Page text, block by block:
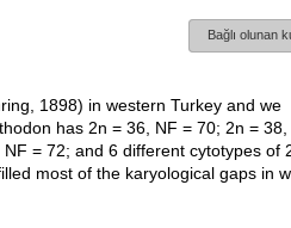
Bağlı olunan
1898) in western Turkey and we
has 2n = 36, NF = 70; 2n = 38,
= 72; and 6 different cytotypes of
most of the karyological gaps in